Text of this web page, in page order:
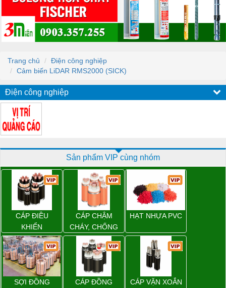
Trang chủ
Điện công nghiệp
Cảm biến LiDAR RMS2000 (SICK)
Điện công nghiệp
Sản phẩm VIP cùng nhóm
CÁP ĐIỀU
KHIỂN
CÁP CHẬM
CHÁY, CHỐNG
CHÁY
HẠT NHỰA PVC
SỢI ĐỒNG
CÁP ĐỒNG
CÁP VẶN XOẮN